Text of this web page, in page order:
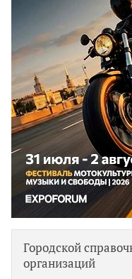
Городской
организаций